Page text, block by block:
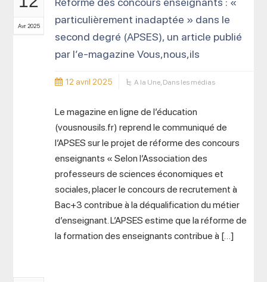
Avr 2025
particulièrement inadaptée » dans le
second degré (APSES), un article publié
par l’e-magazine Vous,nous,ils
12 avril 2025 A la Une, Dans les médias
Le magazine en ligne de l’éducation
(vousnousils.fr) reprend le communiqué de
l’APSES sur le projet de réforme des concours
enseignants « Selon l’Association des
professeurs de sciences économiques et
sociales, placer le concours de recrutement à
Bac+3 contribue à la déqualification du métier
d’enseignant. L’APSES estime que la réforme de
la formation des enseignants contribue à […]